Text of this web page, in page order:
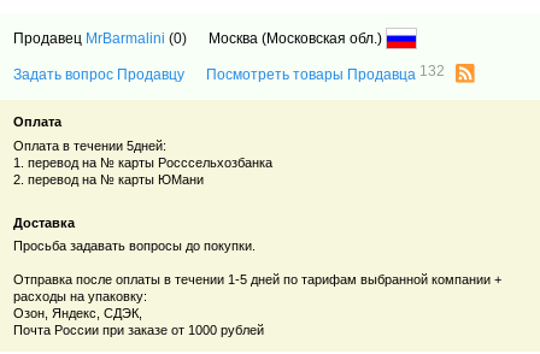
Продавец MrBarmalini (0) Москва (Московская обл.)
Задать вопрос Продавцу Посмотреть товары Продавца 132
Оплата
Оплата в течении 5дней:
1. перевод на № карты Росссельхозбанка
2. перевод на № карты ЮМани
Доставка
Просьба задавать вопросы до покупки.
Отправка после оплаты в течении 1-5 дней по тарифам выбранной компании +
расходы на упаковку:
Озон, Яндекс, СДЭК,
Почта России при заказе от 1000 рублей